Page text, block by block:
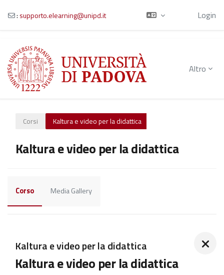
Vai al contenuto principale
: supporto.elearning@unipd.it Login
Altro
Corsi Kaltura e video per la didattica
Kaltura e video per la didattica
Corso Media Gallery
Kaltura e video per la didattica
Kaltura e video per la didattica